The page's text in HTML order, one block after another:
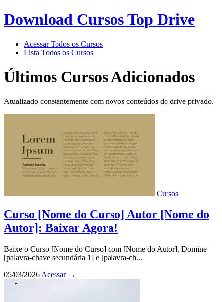
Download Cursos Top Drive
Acessar Todos os Cursos
Lista Todos os Cursos
Últimos Cursos Adicionados
Atualizado constantemente com novos conteúdos do drive privado.
Cursos
Curso [Nome do Curso] Autor [Nome do
Autor]: Baixar Agora!
Baixe o Curso [Nome do Curso] com [Nome do Autor]. Domine
[palavra-chave secundária 1] e [palavra-ch...
05/03/2026 Acessar →